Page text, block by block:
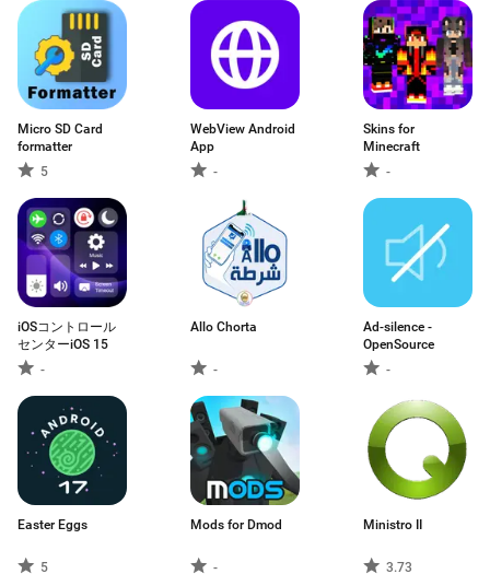
Micro SD Card
formatter
5
WebView Android
App
-
Skins for
Minecraft
-
iOSコントロール
センターiOS 15
-
Allo Chorta
-
Ad-silence -
OpenSource
-
Easter Eggs
5
Mods for Dmod
-
Ministro II
3.73